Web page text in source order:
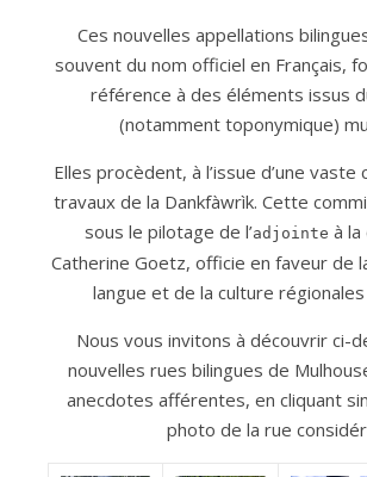
Ces nouvelles appellations
souvent du nom officiel en Français,
référence à des éléments issus
(notamment toponymique)
Elles procèdent, à l’issue d’une
travaux de la Dankfàwrìk. Cette
sous le pilotage de l’adjointe à la
Catherine Goetz, officie en faveur de
langue et de la culture régionales
Nous vous invitons à découvrir ci-
nouvelles rues bilingues de
anecdotes afférentes, en cliquant
photo de la rue